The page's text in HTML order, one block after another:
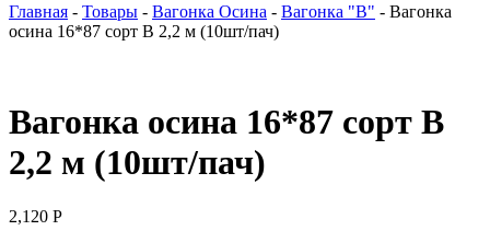
Главная - Товары - Вагонка Осина - Вагонка "В" - Вагонка
осина 16*87 сорт В 2,2 м (10шт/пач)
Вагонка осина 16*87 сорт В
2,2 м (10шт/пач)
2,120 Р